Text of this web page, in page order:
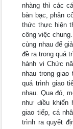
nhàng thì các
bàn bạc, phân
thức thực hiện
công việc
cùng nhau để
đề ra trong quá
hành vi Chức
nhau trong
quá trình giao
nhau. Qua đó,
như điều khiển
giao tiếp, cá
trình ra quyết